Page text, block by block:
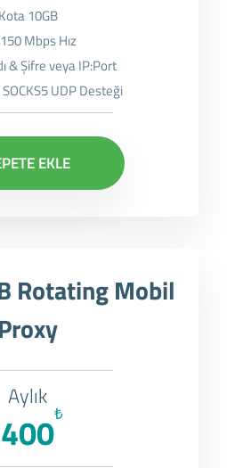
Kota 10GB
Mbps Hız
& Şifre veya IP:Port
UDP Desteği
EKLE
Rotating Mobil
Proxy
Aylık
₺
400